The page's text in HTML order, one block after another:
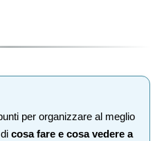
per organizzare al meglio
cosa fare e cosa vedere a